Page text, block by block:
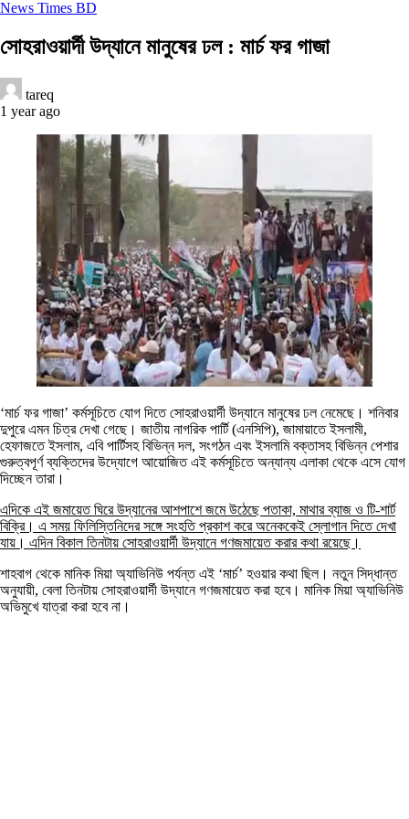
News Times BD
সোহরাওয়ার্দী উদ্যানে মানুষের ঢল : মার্চ ফর গাজা
tareq
1 year ago
‘মার্চ ফর গাজা’ কর্মসূচিতে যোগ দিতে সোহরাওয়ার্দী উদ্যানে মানুষের ঢল নেমেছে। শনিবার
দুপুরে এমন চিত্র দেখা গেছে। জাতীয় নাগরিক পার্টি (এনসিপি), জামায়াতে ইসলামী,
হেফাজতে ইসলাম, এবি পার্টিসহ বিভিন্ন দল, সংগঠন এবং ইসলামি বক্তাসহ বিভিন্ন পেশার
গুরুত্বপূর্ণ ব্যক্তিদের উদ্যোগে আয়োজিত এই কর্মসূচিতে অন্যান্য এলাকা থেকে এসে যোগ
দিচ্ছেন তারা।
এদিকে এই জমায়েত ঘিরে উদ্যানের আশপাশে জমে উঠেছে পতাকা, মাথার ব্যাজ ও টি-শার্ট
বিক্রি। এ সময় ফিলিস্তিনিদের সঙ্গে সংহতি প্রকাশ করে অনেককেই স্লোগান দিতে দেখা
যায়। এদিন বিকাল তিনটায় সোহরাওয়ার্দী উদ্যানে গণজমায়েত করার কথা রয়েছে।
শাহবাগ থেকে মানিক মিয়া অ্যাভিনিউ পর্যন্ত এই ‘মার্চ’ হওয়ার কথা ছিল। নতুন সিদ্ধান্ত
অনুযায়ী, বেলা তিনটায় সোহরাওয়ার্দী উদ্যানে গণজমায়েত করা হবে। মানিক মিয়া অ্যাভিনিউ
অভিমুখে যাত্রা করা হবে না।